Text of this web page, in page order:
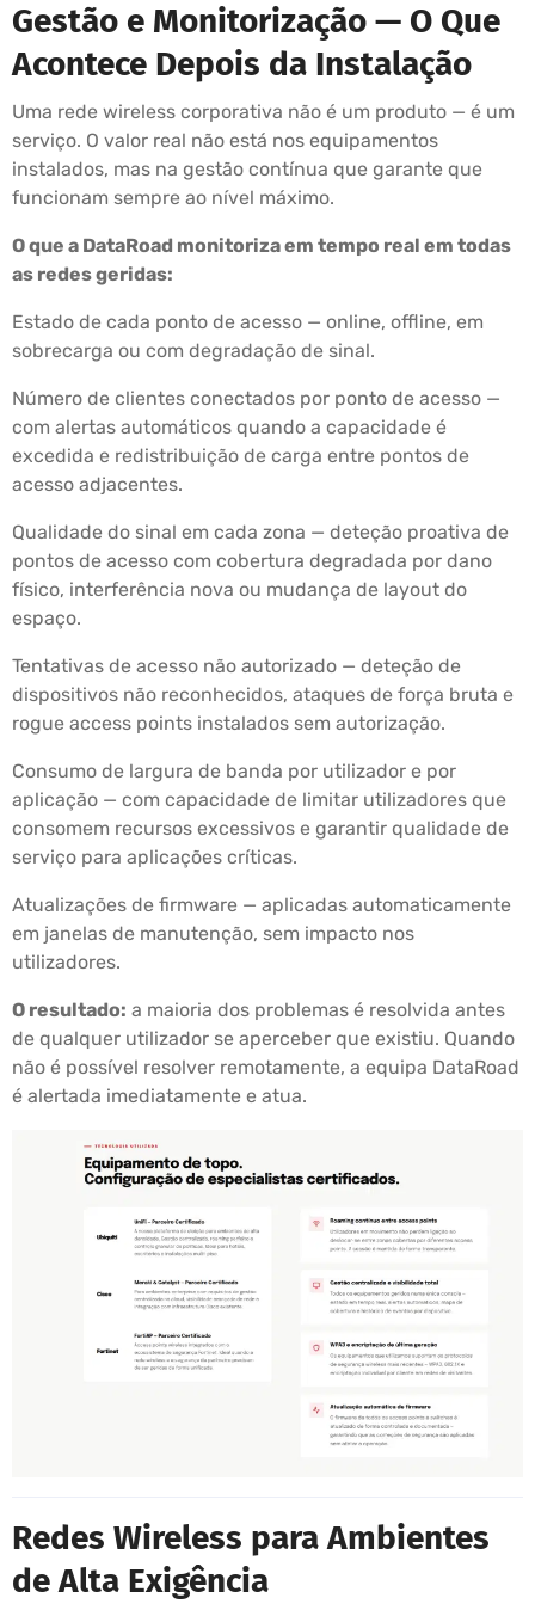
Gestão e Monitorização — O Que
Acontece Depois da Instalação
Uma rede wireless corporativa não é um produto — é um
serviço. O valor real não está nos equipamentos
instalados, mas na gestão contínua que garante que
funcionam sempre ao nível máximo.
O que a DataRoad monitoriza em tempo real em todas
as redes geridas:
Estado de cada ponto de acesso — online, offline, em
sobrecarga ou com degradação de sinal.
Número de clientes conectados por ponto de acesso —
com alertas automáticos quando a capacidade é
excedida e redistribuição de carga entre pontos de
acesso adjacentes.
Qualidade do sinal em cada zona — deteção proativa de
pontos de acesso com cobertura degradada por dano
físico, interferência nova ou mudança de layout do
espaço.
Tentativas de acesso não autorizado — deteção de
dispositivos não reconhecidos, ataques de força bruta e
rogue access points instalados sem autorização.
Consumo de largura de banda por utilizador e por
aplicação — com capacidade de limitar utilizadores que
consomem recursos excessivos e garantir qualidade de
serviço para aplicações críticas.
Atualizações de firmware — aplicadas automaticamente
em janelas de manutenção, sem impacto nos
utilizadores.
O resultado: a maioria dos problemas é resolvida antes
de qualquer utilizador se aperceber que existiu. Quando
não é possível resolver remotamente, a equipa DataRoad
é alertada imediatamente e atua.
Redes Wireless para Ambientes
de Alta Exigência